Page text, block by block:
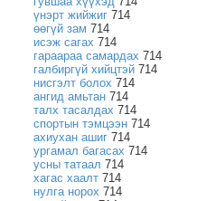
үнэрт жийжиг 714
өөгүй зам 714
исэж сагах 714
гараараа самардах 714
галбиргүй хийцтэй 714
нисгэлт болох 714
ангид амьтан 714
талх тасалдах 714
спортын тэмцээн 714
ахиухан ашиг 714
ургамал багасах 714
усны татаал 714
хагас хаалт 714
нулга норох 714